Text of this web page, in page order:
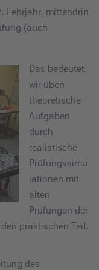
Lehrjahr, mittendrin
(auch
Das bedeutet,
wir üben
theoretische
Aufgaben
durch
realistische
Prüfungssimu
lationen mit
alten
Prüfungen der
praktischen Teil.
des